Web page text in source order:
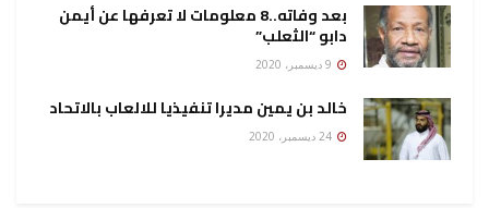
بعد وفاته..8 معلومات لا تعرفها عن أيمن
دابو “الثعلب”
خالد بن يمين مديرا تنفيذيا للالعاب بالاتحاد